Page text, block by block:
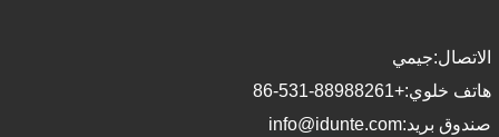
الاتصال:جيمي
هاتف خلوي:+86-531-88988261
صندوق بريد:info@idunte.com